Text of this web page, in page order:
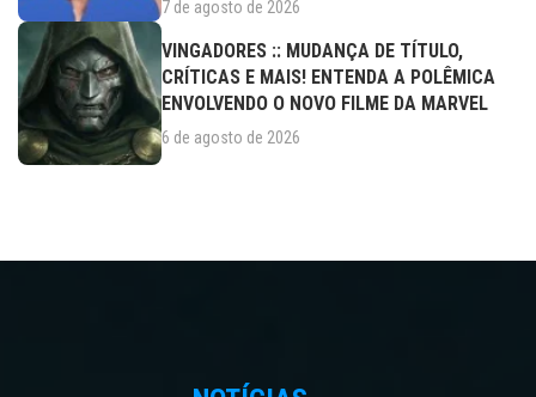
7 de agosto de 2026
VINGADORES :: MUDANÇA DE TÍTULO,
CRÍTICAS E MAIS! ENTENDA A POLÊMICA
ENVOLVENDO O NOVO FILME DA MARVEL
6 de agosto de 2026